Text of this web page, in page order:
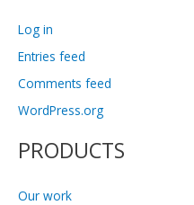
Log in
Entries feed
Comments feed
WordPress.org
PRODUCTS
Our work